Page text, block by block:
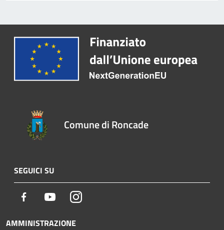
Comune di Roncade
SEGUICI SU
Facebook YoutubeInstagram
AMMINISTRAZIONE